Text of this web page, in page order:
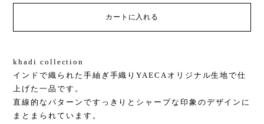
カートに入れる
khadi collection
インドで織られた手紬ぎ手織りYAECAオリジナル生地で仕
上げた一品です。
直線的なパターンですっきりとシャープな印象のデザインに
まとまられています。